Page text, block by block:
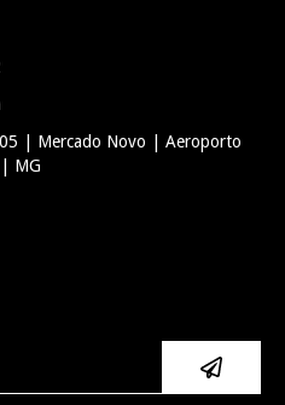
| Mercado Novo | Aeroporto
MG